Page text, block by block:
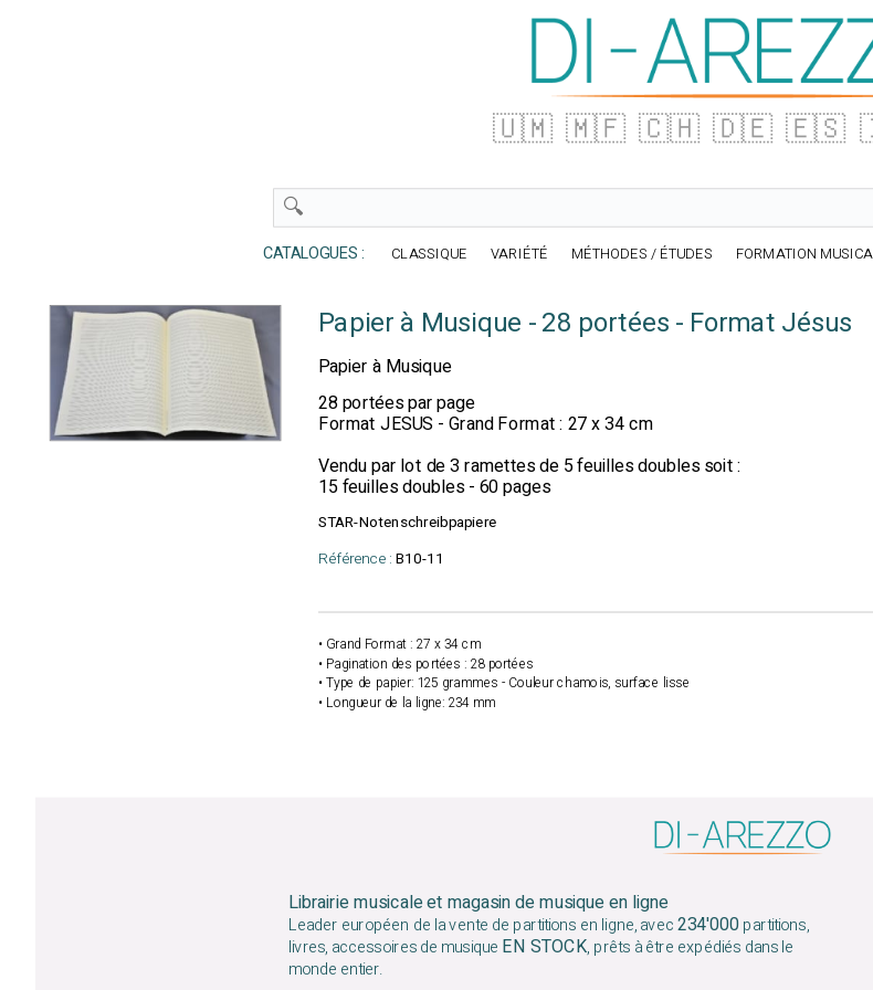
🇺🇲 🇲🇫 🇨🇭 🇩🇪 🇪🇸
CATALOGUES : CLASSIQUE VARIÉTÉ MÉTHODES / ÉTUDES FORMATION
Papier à Musique - 28 portées - Format Jésus
Papier à Musique
28 portées par page
Format JESUS - Grand Format : 27 x 34 cm
Vendu par lot de 3 ramettes de 5 feuilles doubles soit :
15 feuilles doubles - 60 pages
STAR-Notenschreibpapiere
Référence :B10-11
• Grand Format : 27 x 34 cm
• Pagination des portées : 28 portées
• Type de papier: 125 grammes - Couleur chamois, surface lisse
• Longueur de la ligne: 234 mm
Librairie musicale et magasin de musique en ligne
Leader européen de la vente de partitions en ligne, avec234'000partitions,
livres, accessoires de musique EN STOCK, prêts à être expédiés dans le
monde entier.